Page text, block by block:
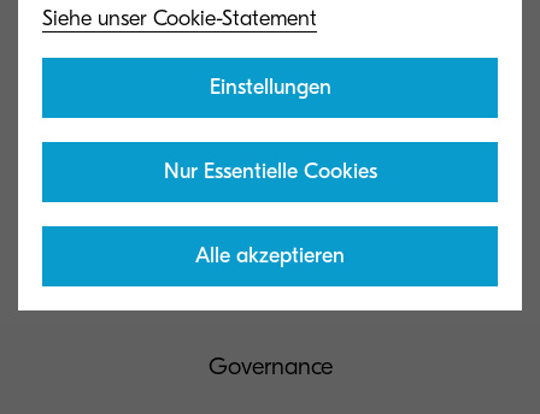
Kontakt
Datenschutzhinweise
AGB
Governance
Siehe unser Cookie-Statement
Einstellungen
Nur Essentielle Cookies
Alle akzeptieren